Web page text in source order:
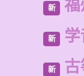
新 福
新
新